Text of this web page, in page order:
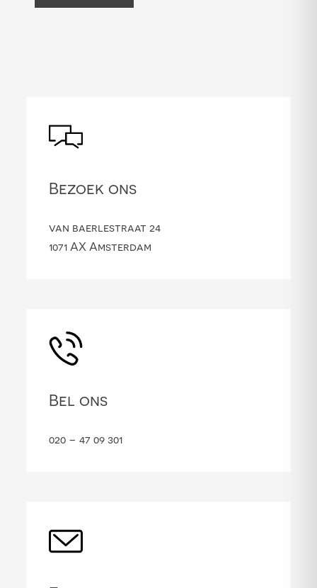
Bezoek ons
van baerlestraat 24
1071 AX Amsterdam
Bel ons
020 – 47 09 301